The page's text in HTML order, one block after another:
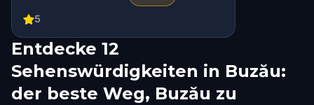
5
Entdecke 12
Sehenswürdigkeiten in Buzău:
der beste Weg, Buzău zu